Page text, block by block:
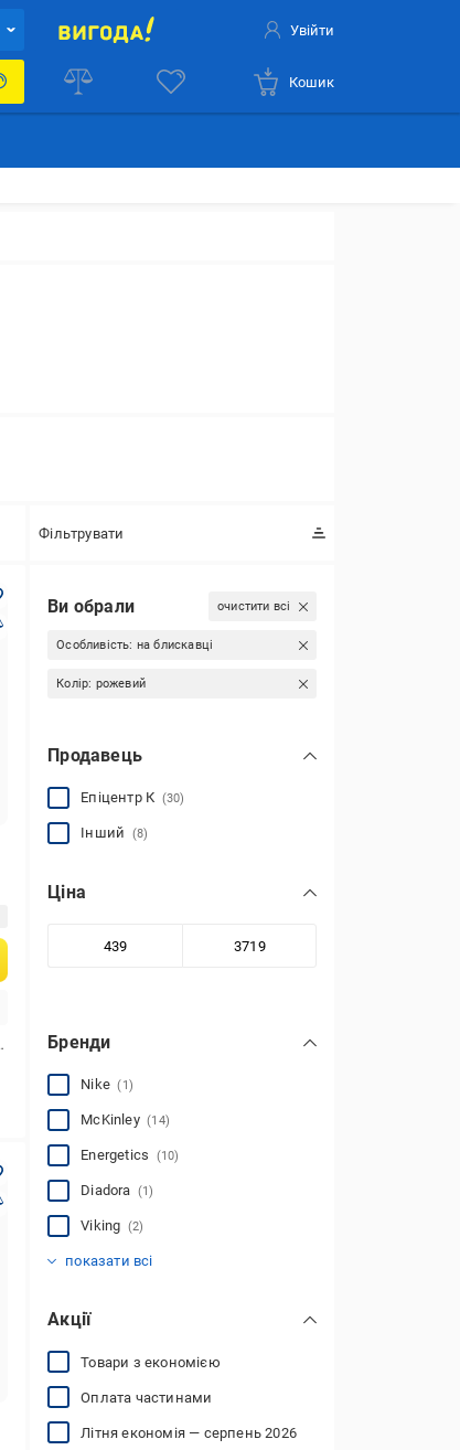
Увійти
Кошик
Фільтрувати
Ви обрали очистити всі
Особливість: на блискавці
Колір: рожевий
Продавець
Епіцентр К (30)
Інший (8)
Ціна
Бренди
Nike(1)
McKinley(14)
Energetics (10)
Diadora (1)
Viking (2)
показати всі
Акції
Товари з економією
Оплата частинами
Літня економія — серпень 2026